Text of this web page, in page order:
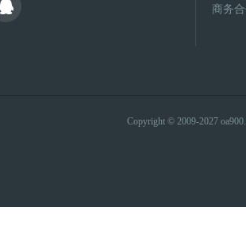
商务
Copyright © 2009-2027